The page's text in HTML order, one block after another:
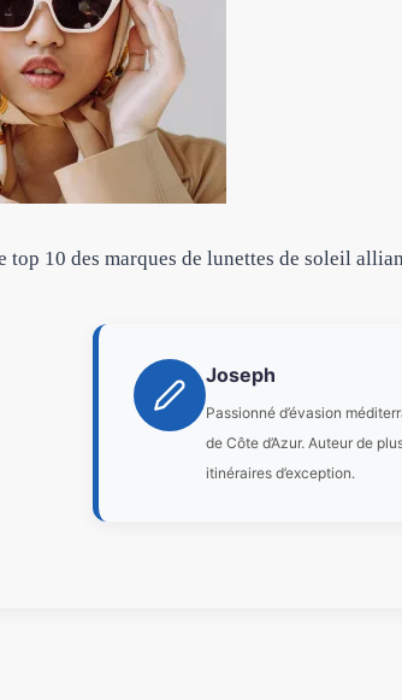
top 10 des marques de lunettes de soleil
Joseph
Passionné d’évasion
de Côte d’Azur. Auteur de
itinéraires d’exception.